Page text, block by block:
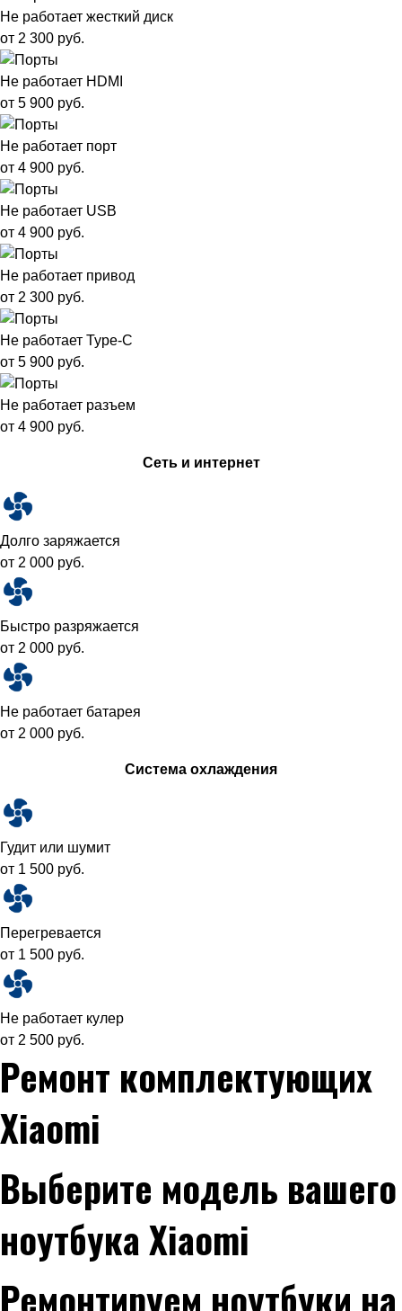
Не работает жесткий диск
от 2 300 руб.
Не работает HDMI
от 5 900 руб.
Не работает порт
от 4 900 руб.
Не работает USB
от 4 900 руб.
Не работает привод
от 2 300 руб.
Не работает Type-C
от 5 900 руб.
Не работает разъем
от 4 900 руб.
Сеть и интернет
Долго заряжается
от 2 000 руб.
Быстро разряжается
от 2 000 руб.
Не работает батарея
от 2 000 руб.
Система охлаждения
Гудит или шумит
от 1 500 руб.
Перегревается
от 1 500 руб.
Не работает кулер
от 2 500 руб.
Ремонт комплектующих
Xiaomi
Выберите модель вашего
ноутбука Xiaomi
Ремонтируем ноутбуки на